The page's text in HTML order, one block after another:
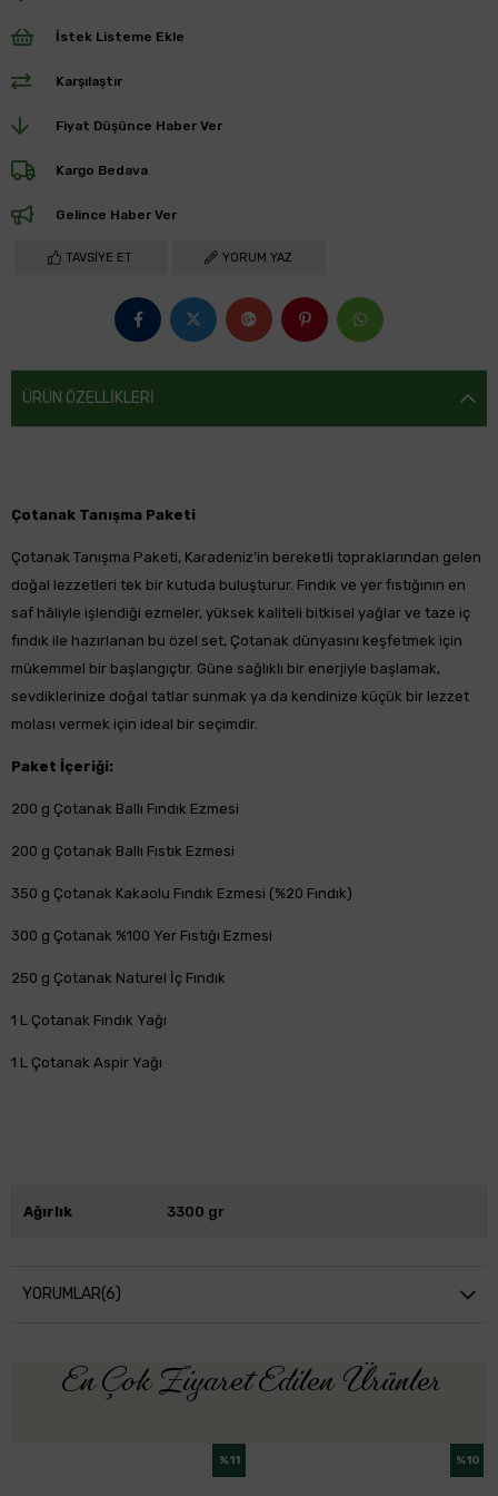
İstek Listeme Ekle
Karşılaştır
Fiyat Düşünce Haber Ver
Kargo Bedava
Gelince Haber Ver
TAVSIYE ET YORUM YAZ
ÜRÜN ÖZELLIKLERI
Çotanak Tanışma Paketi
Çotanak Tanışma Paketi, Karadeniz’in bereketli topraklarından gelen
doğal lezzetleri tek bir kutuda buluşturur. Fındık ve yer fıstığının en
saf hâliyle işlendiği ezmeler, yüksek kaliteli bitkisel yağlar ve taze iç
fındık ile hazırlanan bu özel set, Çotanak dünyasını keşfetmek için
mükemmel bir başlangıçtır. Güne sağlıklı bir enerjiyle başlamak,
sevdiklerinize doğal tatlar sunmak ya da kendinize küçük bir lezzet
molası vermek için ideal bir seçimdir.
Paket İçeriği:
200 g Çotanak Ballı Fındık Ezmesi
200 g Çotanak Ballı Fıstık Ezmesi
350 g Çotanak Kakaolu Fındık Ezmesi (%20 Fındık)
300 g Çotanak %100 Yer Fıstığı Ezmesi
250 g Çotanak Naturel İç Fındık
1 L Çotanak Fındık Yağı
1 L Çotanak Aspir Yağı
Ağırlık 3300 gr
YORUMLAR(6)
En Çok Ziyaret Edilen Ürünler
%11 %10